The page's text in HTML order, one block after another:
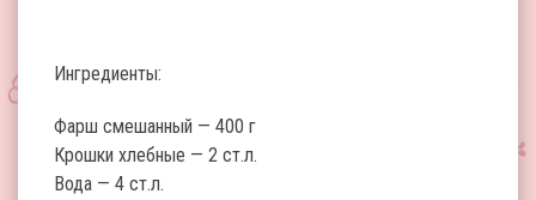
Ингредиенты:
Фарш смешанный — 400 г
Крошки хлебные — 2 ст.л.
Вода — 4 ст.л.